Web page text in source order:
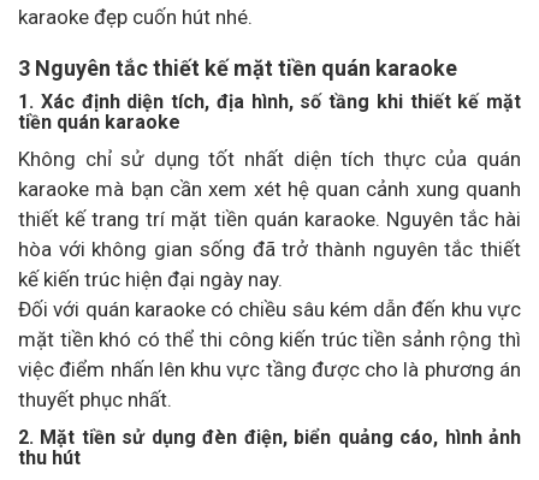
karaoke đẹp cuốn hút nhé.
3 Nguyên tắc thiết kế mặt tiền quán karaoke
1. Xác định diện tích, địa hình, số tầng khi thiết kế mặt
tiền quán karaoke
Không chỉ sử dụng tốt nhất diện tích thực của quán
karaoke mà bạn cần xem xét hệ quan cảnh xung quanh
thiết kế trang trí mặt tiền quán karaoke. Nguyên tắc hài
hòa với không gian sống đã trở thành nguyên tắc thiết
kế kiến trúc hiện đại ngày nay.
Đối với quán karaoke có chiều sâu kém dẫn đến khu vực
mặt tiền khó có thể thi công kiến trúc tiền sảnh rộng thì
việc điểm nhấn lên khu vực tầng được cho là phương án
thuyết phục nhất.
2. Mặt tiền sử dụng đèn điện, biển quảng cáo, hình ảnh
thu hút